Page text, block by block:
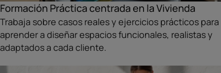
Formación Práctica centrada en la Vivienda
Trabaja sobre casos reales y ejercicios prácticos para
aprender a diseñar espacios funcionales, realistas y
adaptados a cada cliente.